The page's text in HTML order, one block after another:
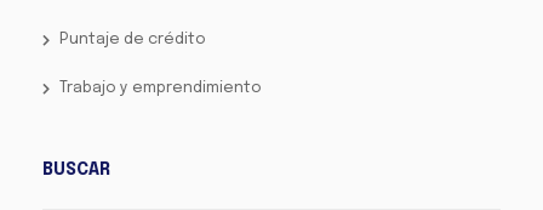
Puntaje de crédito
Trabajo y emprendimiento
BUSCAR